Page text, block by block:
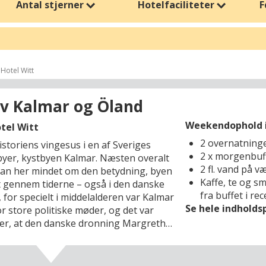
finder du smukke kroer, moderne wellnesshoteller og
tilbyder idyl
wellness, kulturelle oplevelser og gourmetoplevelser i smukke
med wellness eller en morgenmad med lokale specialiteter,
Her er det de små detaljer, der skaber stor forkælelse – ro,
romantik, forkæle sanserne eller tage på eventyr med venner,
og minder, du kan tage med hjem – en pause, hvor du
Antal stjerner Hotelfaciliteter
Witt
Kalmar og Öland
Witt
vingesus i en af Sveriges
kystbyen Kalmar. Næsten overalt
her mindet om den betydning, byen
tiderne – også i den danske
specielt i middelalderen var Kalmar
store politiske møder, og det var
at den danske dronning Margrethe
historiske First Hotel Witt, som
i gåafstand til det legendariske
2
2 x
2 fl. vand på
Kaffe, te og
fra buffet i
Se hele